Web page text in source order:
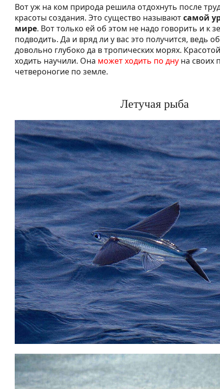
Вот уж на ком природа решила отдохнуть после
красоты создания. Это существо называютсамой
мире. Вот только ей об этом не надо говорить и к
подводить. Да и вряд ли у вас это получится, ведь
довольно глубоко да в тропических морях.
ходить научили. Она может ходить по дну на своих
четвероногие по земле.
Летучая рыба